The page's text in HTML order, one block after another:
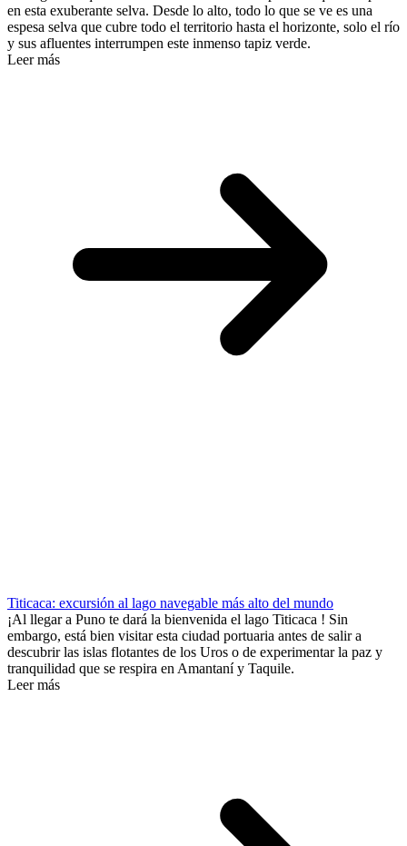
en esta exuberante selva. Desde lo alto, todo lo que se ve es una
espesa selva que cubre todo el territorio hasta el horizonte, solo el río
y sus afluentes interrumpen este inmenso tapiz verde.
Leer más
Titicaca: excursión al lago navegable más alto del mundo
¡Al llegar a Puno te dará la bienvenida el lago Titicaca ! Sin
embargo, está bien visitar esta ciudad portuaria antes de salir a
descubrir las islas flotantes de los Uros o de experimentar la paz y
tranquilidad que se respira en Amantaní y Taquile.
Leer más